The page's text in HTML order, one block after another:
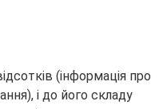
(інформація про
і до його складу